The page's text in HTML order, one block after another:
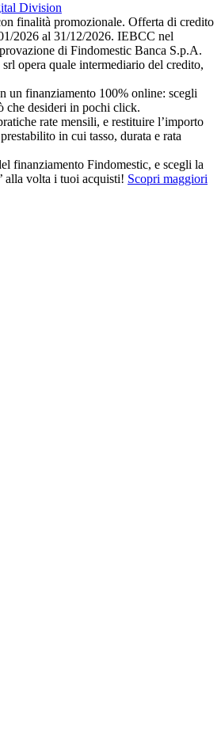
Division
finalità promozionale. Offerta di credito
2026 al 31/12/2026. IEBCC nel
di Findomestic Banca S.p.A.
opera quale intermediario del credito,
un finanziamento 100% online: scegli
che desideri in pochi click.
rate mensili, e restituire l’importo
in cui tasso, durata e rata
finanziamento Findomestic, e scegli la
alla volta i tuoi acquisti! Scopri maggiori